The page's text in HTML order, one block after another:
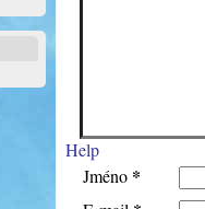
Help
Jméno *